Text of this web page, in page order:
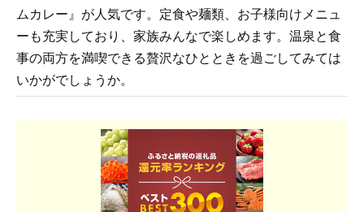
ムカレー』が人気です。定食や麺類、お子様向けメニュ
ーも充実しており、家族みんなで楽しめます。温泉と食
事の両方を満喫できる贅沢なひとときを過ごしてみては
いかがでしょうか。